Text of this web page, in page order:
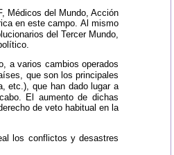
, Médicos del Mundo, Acción
en este campo. Al mismo
del Tercer Mundo,
a varios cambios operados
que son los principales
etc.), que han dado lugar a
El aumento de dichas
de veto habitual en la
los conflictos y desastres